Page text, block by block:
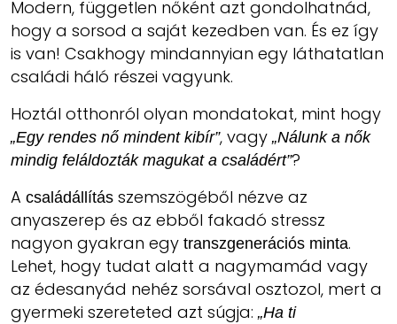
Modern, független nőként azt gondolhatnád,
hogy a sorsod a saját kezedben van. És ez így
is van! Csakhogy mindannyian egy láthatatlan
családi háló részei vagyunk.
Hoztál otthonról olyan mondatokat, mint hogy
„Egy rendes nő mindent kibír”, vagy „Nálunk a nők
mindig feláldozták magukat a családért”?
A családállítás szemszögéből nézve az
anyaszerep és az ebből fakadó stressz
nagyon gyakran egy transzgenerációs minta.
Lehet, hogy tudat alatt a nagymamád vagy
az édesanyád nehéz sorsával osztozol, mert a
gyermeki szereteted azt súgja: „Ha ti